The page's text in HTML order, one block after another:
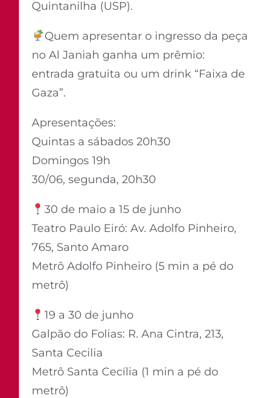
Quintanilha (USP).
Quem apresentar o ingresso da peça
no Al Janiah ganha um prêmio:
entrada gratuita ou um drink “Faixa de
Gaza”.
Apresentações:
Quintas a sábados 20h30
Domingos 19h
30/06, segunda, 20h30
30 de maio a 15 de junho
Teatro Paulo Eiró: Av. Adolfo Pinheiro,
765, Santo Amaro
Metrô Adolfo Pinheiro (5 min a pé do
metrô)
19 a 30 de junho
Galpão do Folias: R. Ana Cintra, 213,
Santa Cecilia
Metrô Santa Cecília (1 min a pé do
metrô)